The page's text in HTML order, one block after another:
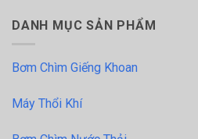
DANH MỤC SẢN PHẨM
Bơm Chìm Giếng Khoan
Máy Thổi Khí